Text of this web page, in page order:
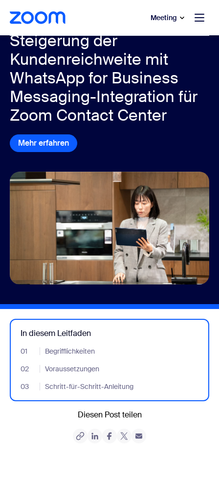
wechseln
Chat wechseln Meeting
Steigerung der
Kundenreichweite mit
WhatsApp for Business
Messaging-Integration für
Zoom Contact Center
Mehr erfahren
In diesem Leitfaden
01 Begrifflichkeiten
- Jumplink to Begrifflichkeiten
02
Voraussetzungen
- Jumplink to Voraussetzungen
03
Schritt-für-Schritt-Anleitung
- Jumplink to Schritt-für-Schritt-Anleitung
Diesen Post teilen